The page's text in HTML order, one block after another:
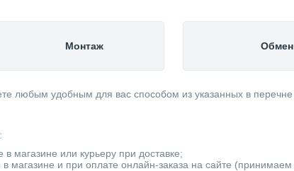
Тип ротора
Тип вход. напряжения
любым удобным для вас способом из указанных в перечне
магазине или курьеру при доставке;
магазине и при оплате онлайн-заказа на сайте
Монтаж Обмен